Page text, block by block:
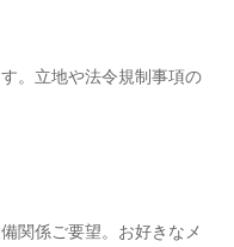
。立地や法令規制事項の
関係ご要望。お好きなメ